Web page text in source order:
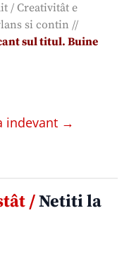
/ Creativitât e
si contin //
sul titul. Buine
indevant →
/Netiti la